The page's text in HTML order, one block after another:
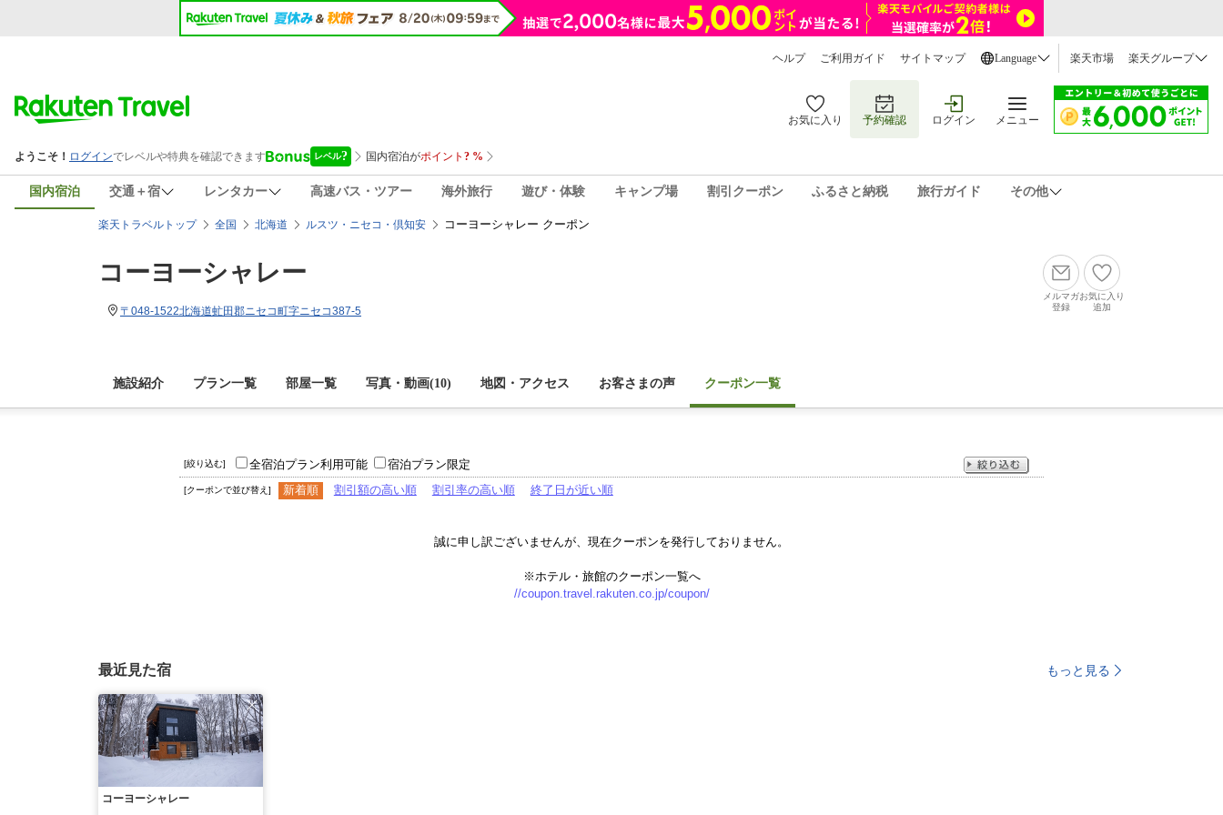
ヘルプ ご利用ガイド サイトマップ Language 楽天市場 楽天グループ
お気に入り 予約確認 ログイン メニュー
国内宿泊 交通＋宿 レンタカー 高速バス・ツアー 海外旅行 遊び・体験 キャンプ場 割引クーポン ふるさと納税 旅行ガイド その他
楽天トラベルトップ 全国 北海道 ルスツ・ニセコ・倶知安 コーヨーシャレー クーポン
コーヨーシャレー
〒048-1522北海道虻田郡ニセコ町字ニセコ387-5
メルマガ
登録
お気に入り
追加
施設紹介 プラン一覧 部屋一覧 写真・動画(10) 地図・アクセス お客さまの声 クーポン一覧
[絞り込む] 全宿泊プラン利用可能 宿泊プラン限定
[クーポンで並び替え] 新着順 割引額の高い順 割引率の高い順 終了日が近い順
誠に申し訳ございませんが、現在クーポンを発行しておりません。
※ホテル・旅館のクーポン一覧へ
//coupon.travel.rakuten.co.jp/coupon/
最近見た宿 もっと見る
コーヨーシャレー